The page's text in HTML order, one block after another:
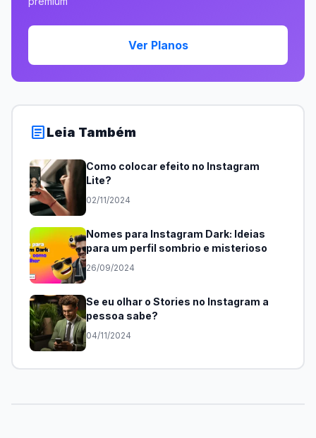
Ver Planos
articleLeia Também
Como colocar efeito no Instagram
Lite?
02/11/2024
Nomes para Instagram Dark: Ideias
para um perfil sombrio e misterioso
26/09/2024
Se eu olhar o Stories no Instagram a
pessoa sabe?
04/11/2024